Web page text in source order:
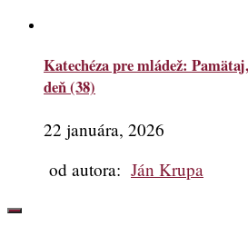
Katechéza pre mládež:
deň (38)
22 januára, 2026
od autora: Ján Krupa